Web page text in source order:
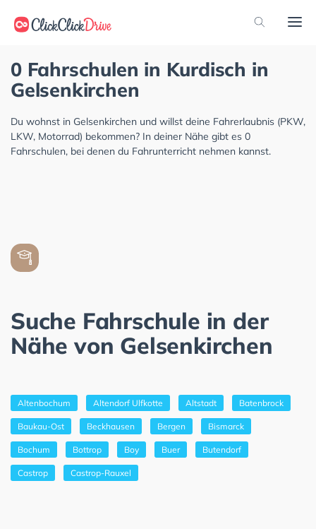
0 Fahrschulen in Kurdisch in
Gelsenkirchen
Du wohnst in Gelsenkirchen und willst deine Fahrerlaubnis (PKW,
LKW, Motorrad) bekommen? In deiner Nähe gibt es 0
Fahrschulen, bei denen du Fahrunterricht nehmen kannst.
Suche Fahrschule in der
Nähe von Gelsenkirchen
Altenbochum Altendorf Ulfkotte Altstadt Batenbrock
Baukau-Ost Beckhausen Bergen Bismarck
Bochum Bottrop Boy Buer Butendorf
Castrop Castrop-Rauxel